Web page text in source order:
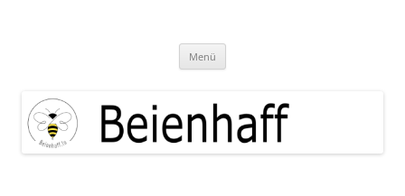
Menü